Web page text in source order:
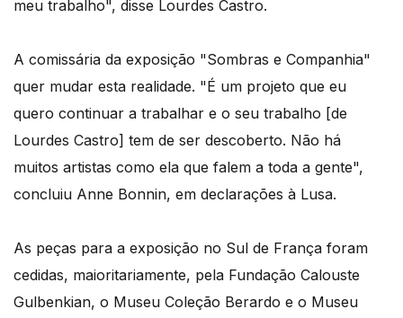
meu trabalho", disse Lourdes Castro.
A comissária da exposição "Sombras e Companhia"
quer mudar esta realidade. "É um projeto que eu
quero continuar a trabalhar e o seu trabalho [de
Lourdes Castro] tem de ser descoberto. Não há
muitos artistas como ela que falem a toda a gente",
concluiu Anne Bonnin, em declarações à Lusa.
As peças para a exposição no Sul de França foram
cedidas, maioritariamente, pela Fundação Calouste
Gulbenkian, o Museu Coleção Berardo e o Museu